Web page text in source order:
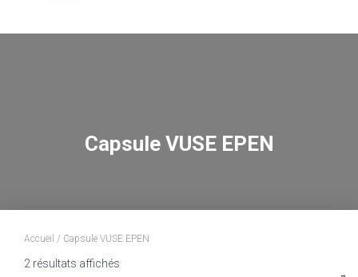
Capsule VUSE EPEN
Accueil / Capsule VUSE EPEN
2 résultats affichés